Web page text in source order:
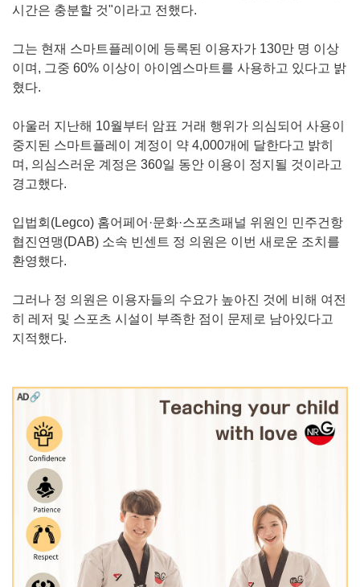
시간은 충분할 것"이라고 전했다.
그는 현재 스마트플레이에 등록된 이용자가 130만 명 이상
이며, 그중 60% 이상이 아이엠스마트를 사용하고 있다고 밝
혔다.
아울러 지난해 10월부터 암표 거래 행위가 의심되어 사용이
중지된 스마트플레이 계정이 약 4,000개에 달한다고 밝히
며, 의심스러운 계정은 360일 동안 이용이 정지될 것이라고
경고했다.
입법회(Legco) 홈어페어·문화·스포츠패널 위원인 민주건항
협진연맹(DAB) 소속 빈센트 정 의원은 이번 새로운 조치를
환영했다.
그러나 정 의원은 이용자들의 수요가 높아진 것에 비해 여전
히 레저 및 스포츠 시설이 부족한 점이 문제로 남아있다고
지적했다.